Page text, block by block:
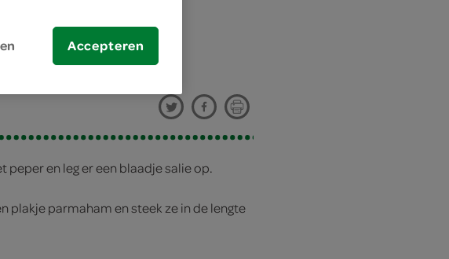
en leg er een blaadje salie op.
plakje parmaham en steek ze in de lengte
Accepteren